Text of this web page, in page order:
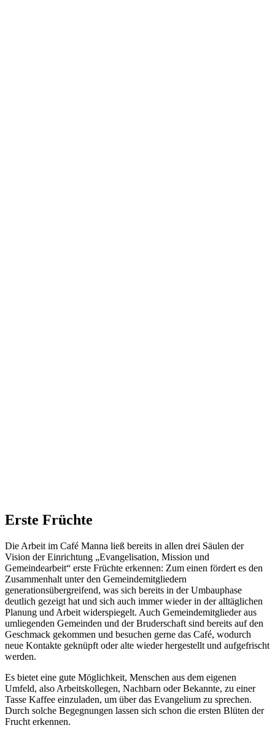
Erste Früchte
Die Arbeit im Café Manna ließ bereits in allen drei Säulen der
Vision der Einrichtung „Evangelisation, Mission und
Gemeindearbeit“ erste Früchte erkennen: Zum einen fördert es den
Zusammenhalt unter den Gemeindemitgliedern
generationsübergreifend, was sich bereits in der Umbauphase
deutlich gezeigt hat und sich auch immer wieder in der alltäglichen
Planung und Arbeit widerspiegelt. Auch Gemeindemitglieder aus
umliegenden Gemeinden und der Bruderschaft sind bereits auf den
Geschmack gekommen und besuchen gerne das Café, wodurch
neue Kontakte geknüpft oder alte wieder hergestellt und aufgefrischt
werden.
Es bietet eine gute Möglichkeit, Menschen aus dem eigenen
Umfeld, also Arbeitskollegen, Nachbarn oder Bekannte, zu einer
Tasse Kaffee einzuladen, um über das Evangelium zu sprechen.
Durch solche Begegnungen lassen sich schon die ersten Blüten der
Frucht erkennen.